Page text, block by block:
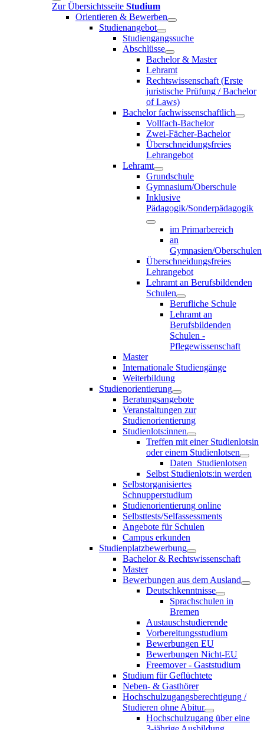
Zur Übersichtsseite Studium
Orientieren & Bewerben
Studienangebot
Studiengangssuche
Abschlüsse
Bachelor & Master
Lehramt
Rechtswissenschaft (Erste
juristische Prüfung / Bachelor
of Laws)
Bachelor fachwissenschaftlich
Vollfach-Bachelor
Zwei-Fächer-Bachelor
Überschneidungsfreies
Lehrangebot
Lehramt
Grundschule
Gymnasium/Oberschule
Inklusive
Pädagogik/Sonderpädagogik
im Primarbereich
an
Gymnasien/Oberschulen
Überschneidungsfreies
Lehrangebot
Lehramt an Berufsbildenden
Schulen
Berufliche Schule
Lehramt an
Berufsbildenden
Schulen -
Pflegewissenschaft
Master
Internationale Studiengänge
Weiterbildung
Studienorientierung
Beratungsangebote
Veranstaltungen zur
Studienorientierung
Studienlots:innen
Treffen mit einer Studienlotsin
oder einem Studienlotsen
Daten_Studienlotsen
Selbst Studienlots:in werden
Selbstorganisiertes
Schnupperstudium
Studienorientierung online
Selbsttests/Selfassessments
Angebote für Schulen
Campus erkunden
Studienplatzbewerbung
Bachelor & Rechtswissenschaft
Master
Bewerbungen aus dem Ausland
Deutschkenntnisse
Sprachschulen in
Bremen
Austauschstudierende
Vorbereitungsstudium
Bewerbungen EU
Bewerbungen Nicht-EU
Freemover - Gaststudium
Studium für Geflüchtete
Neben- & Gasthörer
Hochschulzugangsberechtigung /
Studieren ohne Abitur
Hochschulzugang über eine